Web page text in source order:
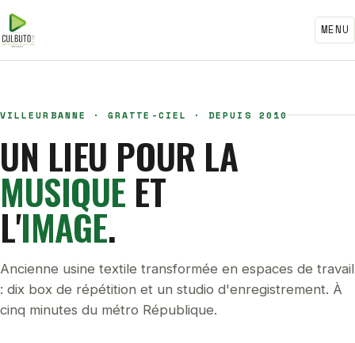
MENU
VILLEURBANNE · GRATTE-CIEL · DEPUIS 2010
UN LIEU POUR LA
MUSIQUE ET
L'IMAGE.
Ancienne usine textile transformée en espaces de travail
: dix box de répétition et un studio d'enregistrement. À
cinq minutes du métro République.